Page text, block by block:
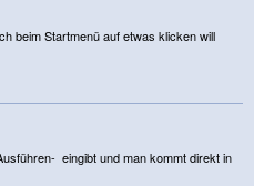
beim Startmenü auf etwas klicken will
eingibt und man kommt direkt in